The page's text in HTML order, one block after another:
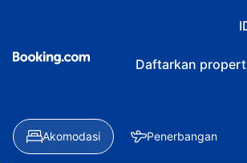
Daftarkan
Akomodasi Penerbangan